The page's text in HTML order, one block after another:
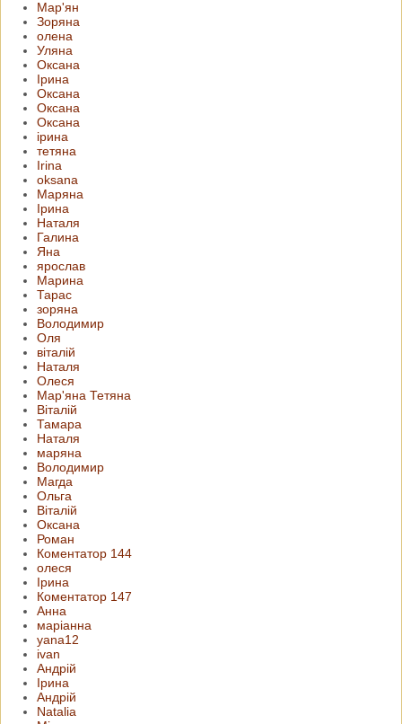
Мар'ян
Зоряна
олена
Уляна
Оксана
Ірина
Оксана
Оксана
Оксана
ірина
тетяна
Irina
oksana
Маряна
Ірина
Наталя
Галина
Яна
ярослав
Марина
Тарас
зоряна
Володимир
Оля
віталій
Наталя
Олеся
Мар'яна Тетяна
Віталій
Тамара
Наталя
маряна
Володимир
Магда
Ольга
Віталій
Оксана
Роман
Коментатор 144
олеся
Ірина
Коментатор 147
Анна
маріанна
yana12
ivan
Андрій
Ірина
Андрій
Natalia